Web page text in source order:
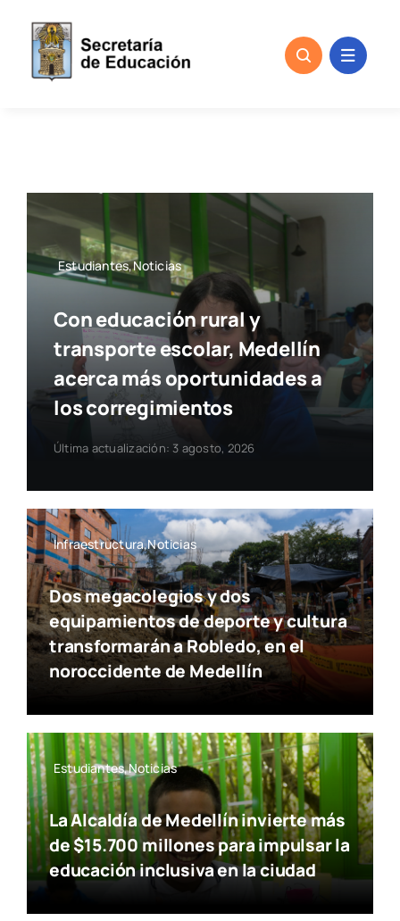
content
Estudiantes,Noticias
Con educación rural y
transporte escolar, Medellín
acerca más oportunidades a
los corregimientos
Última actualización: 3 agosto, 2026
Infraestructura,Noticias
Dos megacolegios y dos
equipamientos de deporte y cultura
transformarán a Robledo, en el
noroccidente de Medellín
Estudiantes,Noticias
La Alcaldía de Medellín invierte más
de $15.700 millones para impulsar la
educación inclusiva en la ciudad